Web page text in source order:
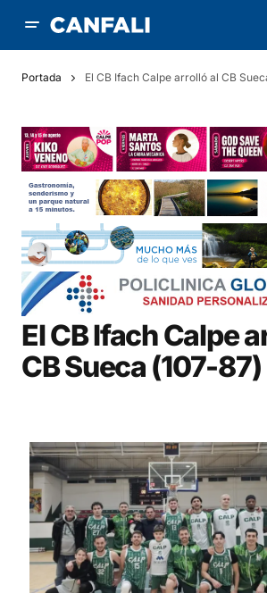
Portada El CB Ifach Calpe arrolló al CB
El CB Ifach Calpe
CB Sueca (107-87)